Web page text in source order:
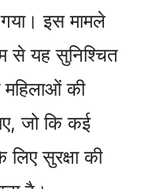
इस मामले
से यह सुनिश्चित
महिलाओं की
जो कि कई
लिए सुरक्षा की